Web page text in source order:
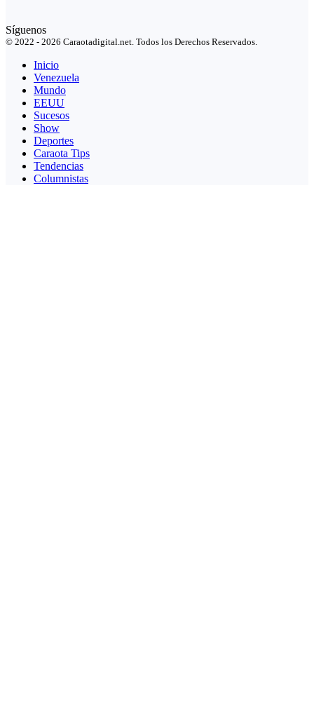
Síguenos
© 2022 - 2026 Caraotadigital.net. Todos los Derechos Reservados.
Inicio
Venezuela
Mundo
EEUU
Sucesos
Show
Deportes
Caraota Tips
Tendencias
Columnistas